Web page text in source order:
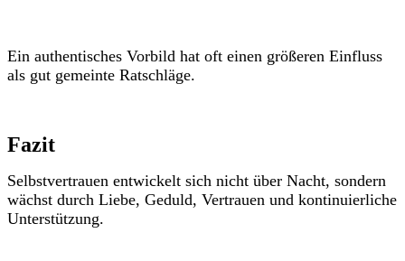
Ein authentisches Vorbild hat oft einen größeren Einfluss
als gut gemeinte Ratschläge.
Fazit
Selbstvertrauen entwickelt sich nicht über Nacht, sondern
wächst durch Liebe, Geduld, Vertrauen und kontinuierliche
Unterstützung.